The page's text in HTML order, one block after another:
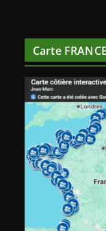
Carte